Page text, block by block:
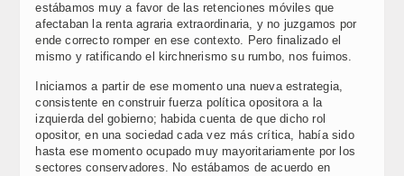
estábamos muy a favor de las retenciones móviles que
afectaban la renta agraria extraordinaria, y no juzgamos por
ende correcto romper en ese contexto. Pero finalizado el
mismo y ratificando el kirchnerismo su rumbo, nos fuimos.
Iniciamos a partir de ese momento una nueva estrategia,
consistente en construir fuerza política opositora a la
izquierda del gobierno; habida cuenta de que dicho rol
opositor, en una sociedad cada vez más crítica, había sido
hasta ese momento ocupado muy mayoritariamente por los
sectores conservadores. No estábamos de acuerdo en